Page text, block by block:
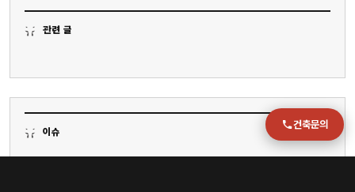
관련 글
이슈
건축문의
운영시간
월–금 09:00–18:00